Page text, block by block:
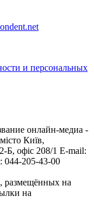
и персональных
онлайн-медиа -
Київ,
офіс 208/1 E-mail:
044-205-43-00
размещённых на
на